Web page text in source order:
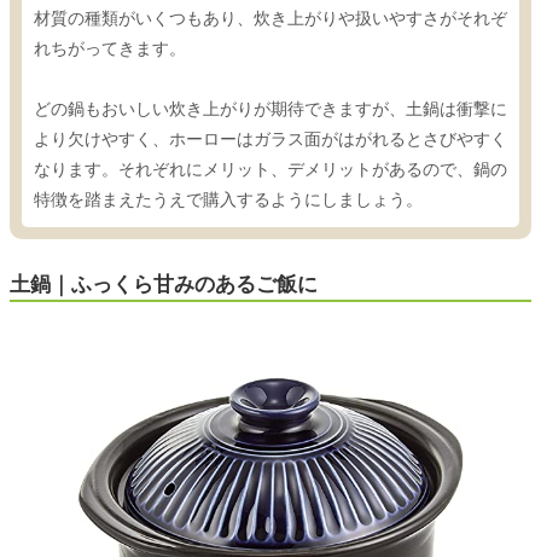
材質の種類がいくつもあり、炊き上がりや扱いやすさがそれぞ
れちがってきます。
どの鍋もおいしい炊き上がりが期待できますが、土鍋は衝撃に
より欠けやすく、ホーローはガラス面がはがれるとさびやすく
なります。それぞれにメリット、デメリットがあるので、鍋の
特徴を踏まえたうえで購入するようにしましょう。
土鍋｜ふっくら甘みのあるご飯に